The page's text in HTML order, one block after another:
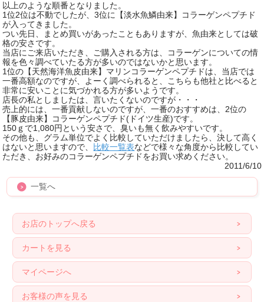
以上のような順番となりました。
1位2位は不動でしたが、3位に【淡水魚鱗由来】コラーゲンペプチド
が入ってきました。
つい先日、まとめ買いがあったこともありますが、魚由来としては破
格の安さです。
当店にご来店いただき、ご購入される方は、コラーゲンについての情
報を色々調べていたる方が多いのではないかと思います。
1位の【天然海洋魚皮由来】マリンコラーゲンペプチドは、当店では
一番高額なのですが、よーく調べられると、こちらも他社と比べると
非常に安いことに気づかれる方が多いようです。
店長の私としましたは、言いたくないのですが・・・
売上的には、一番貢献しないのですが、一番のおすすめは、2位の
【豚皮由来】コラーゲンペプチド(ドイツ生産)です。
150ｇで1,080円という安さで、臭いも無く飲みやすいです。
その他も、グラム単位でよく比較していただけましたら、決して高く
はないと思いますので、 比較一覧表などで様々な角度から比較してい
ただき、お好みのコラーゲンペプチドをお買い求めください。
2011/6/10
一覧へ
お店のトップへ戻る
カートを見る
マイページへ
お客様の声を見る